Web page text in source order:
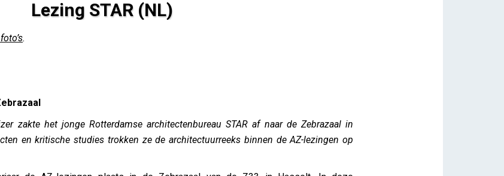
Lezing STAR (NL)
.
zakte het jonge Rotterdamse architectenbureau STAR af naar de Zebrazaal in
en kritische studies trokken ze de architectuurreeks binnen de AZ-lezingen op